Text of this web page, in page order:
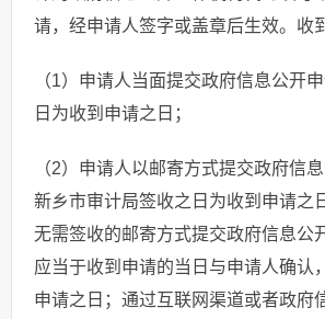
请，经申请人签字或盖章后生效。收
（1）申请人当面提交政府信息公开
日为收到申请之日；
（2）申请人以邮寄方式提交政府信
新乡市审计局签收之日为收到申请之
无需签收的邮寄方式提交政府信息公
应当于收到申请的当日与申请人确认
申请之日；通过互联网渠道或者政府